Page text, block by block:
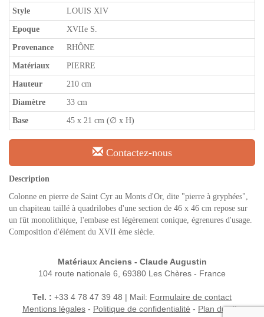
Style LOUIS XIV
Epoque XVIIe S.
Provenance RHÔNE
Matériaux PIERRE
Hauteur 210 cm
Diamètre 33 cm
Base 45 x 21 cm (∅ x H)
Contactez-nous
Description
Colonne en pierre de Saint Cyr au Monts d'Or, dite "pierre à gryphées",
un chapiteau taillé à quadrilobes d'une section de 46 x 46 cm repose sur
un fût monolithique, l'embase est légèrement conique, égrenures d'usage.
Composition d'élément du XVII ème siècle.
Matériaux Anciens - Claude Augustin
104 route nationale 6, 69380 Les Chères - France
Tel. : +33 4 78 47 39 48 | Mail: Formulaire de contact
Mentions légales - Politique de confidentialité - Plan du site